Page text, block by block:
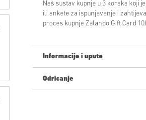
Naš sustav kupnje u 3 koraka koji
ili ankete za ispunjavanje i
proces kupnje Zalando Gift Card
Informacije i upute
Novi na Livecards.net? Kupnja
Odricanje